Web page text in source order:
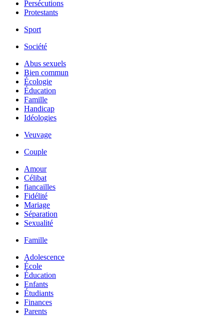
Persécutions
Protestants
Sport
Société
Abus sexuels
Bien commun
Écologie
Éducation
Famille
Handicap
Idéologies
Veuvage
Couple
Amour
Célibat
fiancailles
Fidélité
Mariage
Séparation
Sexualité
Famille
Adolescence
École
Éducation
Enfants
Étudiants
Finances
Parents